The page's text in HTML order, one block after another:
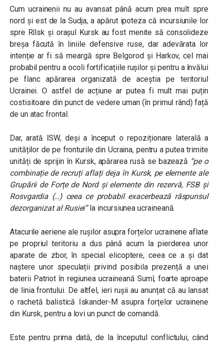
Cum ucrainenii nu au avansat până acum prea mult spre
nord și est de la Sudja, a apărut ipoteza că incursiunile lor
spre Rîlsk și orașul Kursk au fost menite să consolideze
breșa făcută în liniile defensive ruse, dar adevărata lor
intenție ar fi să meargă spre Belgorod și Harkov, cel mai
probabil pentru a ocoli fortificațiile rușilor și pentru a învălui
pe flanc apărarea organizată de aceștia pe teritoriul
Ucrainei. O astfel de acțiune ar putea fi mult mai puțin
costisitoare din punct de vedere uman (în primul rând) față
de un atac frontal.
Dar, arată ISW, deși a început o repoziționare laterală a
unităților de pe fronturile din Ucraina, pentru a putea trimite
unități de sprijin în Kursk, apărarea rusă se bazează “pe o
combinație de recruți aflați deja în Kursk, pe elemente ale
Grupării de Forțe de Nord și elemente din rezervă, FSB și
Rosvgardia (…) ceea ce probabil exacerbează răspunsul
dezorganizat al Rusiei”la incursiunea ucraineană.
Atacurile aeriene ale rușilor asupra forțelor ucrainene aflate
pe propriul teritoriu a dus până acum la pierderea unor
aparate de zbor, în special elicoptere, ceea ce a și dat
naștere unor speculații privind posibila prezență a unei
baterii Patriot în regiunea ucraineană Sumî, foarte aproape
de linia frontului. De altfel, ieri rușii au anunțat că au lansat
o rachetă balistică Iskander-M asupra forțelor ucrainene
din Kursk, pentru a lovi un punct de comandă.
Este pentru prima dată, de la începutul conflictului, când